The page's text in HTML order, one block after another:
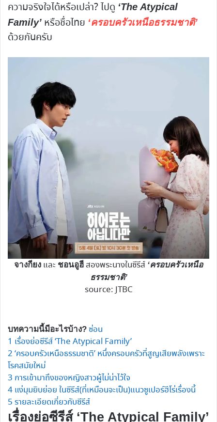
ความจริงใจได้หรือเปล่า? ไปดู ‘The Atypical
Family’ หรือชื่อไทย ‘ครอบครัวเหนือธรรมชาติ’
ด้วยกันครับ
จางกียง และ ชอนอูฮี สองพระนางในซีรีส์ ‘ครอบครัวเหนือ
ธรรมชาติ’
source: JTBC
บทความนี้มีอะไรบ้าง? ซ่อน
1 เรื่องย่อซีรีส์ ‘The Atypical Family’
2 ‘ครอบครัวเหนือธรรมชาติ’ หนึ่งครอบครัวที่สูญเสียพลังเพราะ
โรคสมัยใหม่
3 การเข้ามาถึงของหญิงสาวผู้ไม่น่าไว้ใจ
4 แง่มุมยิบย่อย ในซีรีส์(ที่เหมือนจะเป็น)แนวซูเปอร์ฮีโร่เรื่องนี้
5 รายละเอียดเกี่ยวกับซีรีส์
เรื่องย่อซีรีส์ ‘The Atypical Family’